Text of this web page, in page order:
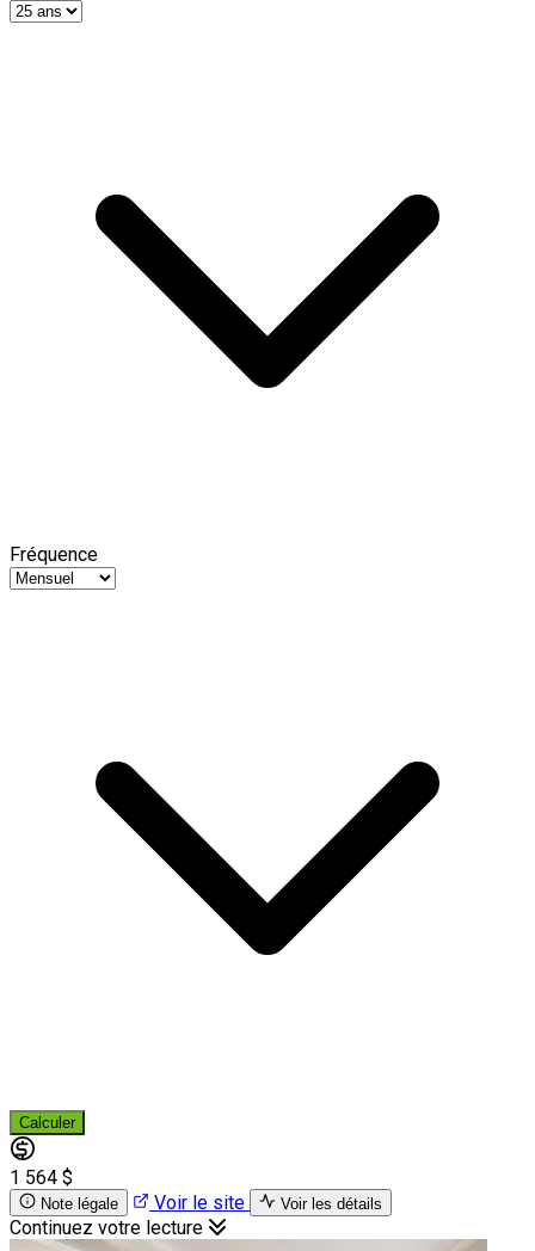
Fréquence
Calculer
1 564 $
Note légale Voir le site Voir les détails
Continuez votre lecture